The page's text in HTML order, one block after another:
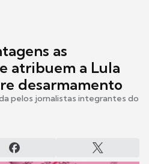
as
atribuem a Lula
desarmamento
pelos jornalistas integrantes do